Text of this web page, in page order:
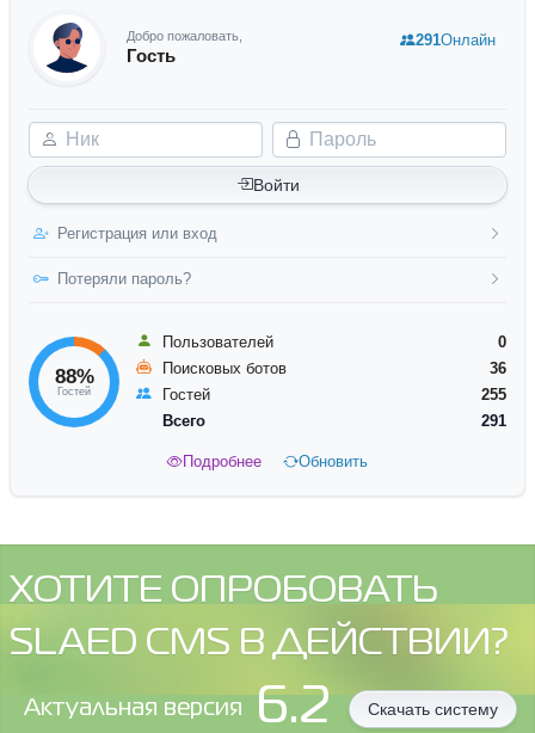
Добро пожаловать,
Гость
Ник Пароль
Войти
Регистрация или вход
Потеряли пароль?
291Онлайн
88%
Гостей
Пользователей
0
Поисковых ботов
36
Гостей
255
Всего
291
Подробнее Обновить
ХОТИТЕ ОПРОБОВАТЬ
SLAED CMS В ДЕЙСТВИИ?
Aктуальная версия 6.2 Скачать систему